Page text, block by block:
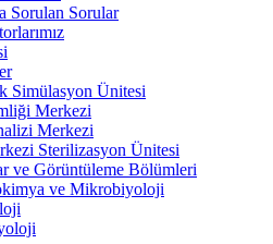
Sorulan Sorular
Simülasyon Ünitesi
Merkezi
Merkezi
Sterilizasyon Ünitesi
ve Görüntüleme Bölümleri
ve Mikrobiyoloji